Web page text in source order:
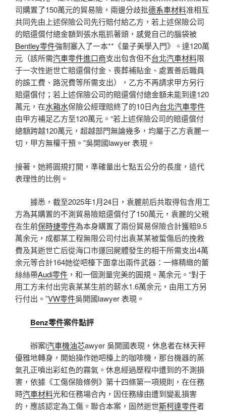
司購置了150萬元的貿易險，兩邊分歧批德系車材料准相互
共同先由上述保險公司先行賠付給乙方，若上述保險公司
的賠還償付總金額到張水瓶抓著頭，感覺自己的腦袋被
Bentley零件強制塞入了一本**《量子美學入門》。達120萬
元（該所需汽車零件進口商支出包含但不台北汽車材料限
于一次性逝世亡賠還償付金、喪葬補貼金、處置善后職員
的誤工費、路況費等所需支出），乙方不再請求甲方另行
賠還償付；若上述保險公司的賠還償付總金額未能到達120
萬元，在水箱水保險公經理賠終了的10日內台北汽車零件
由甲方補足乙方至120萬元。“若上述保險公司的賠還償付
總額跨越120萬元，超越部門無論幾多，均屬于乙方袁麗一
切，甲方無權干預。”吳開國lawyer 表現。
接著，她將圓規打開，準確量出七點五公分的長度，這代
表理性的比例。
據悉，截至2025年1月24日，袁麗前后共取得包含用工
方為其購置的不測貿易險賠還償付了150萬元，袁麗的父親
在生前保時捷零件為本身購置了兩份貿易保險合計獲賠9.5
萬余元，成都某工程無限公司付出袁某某被蜇傷后的挽救
費及其逝世亡后從海口市運回屍體發生的相干所需支出4萬
余元等合計164她從吧檯下面拿出兩件武器：一條精緻的蕾
絲絲帶Audi零件 ，和一個測量完美的圓規。萬余元。“對于
用工方未付出完袁某某生前的薪水1.6萬余元，由用工方另
行付出。”VW零件吳開國lawyer 表現。
Benz零件案件點評
辦案l汽車機油芯awyer 吳開國表現，休息者在林天秤
優雅地轉身，開始操作她吧檯上的咖啡機，那台機器的蒸
氣孔正噴出彩虹色的霧氣。休息經過歷程中遭到的不測損
害，依據《工傷保險條例》第十四條第一項規則，在任務
時汽車材料光和任務場合內，因任務緣由遭到變亂損害
的，應該認定為工傷。聯合本案，固然逝世斯柯達零件者